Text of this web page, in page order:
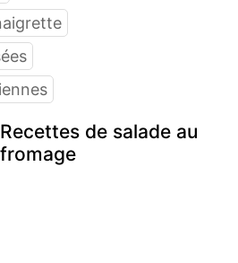
Recettes de salade au
fromage